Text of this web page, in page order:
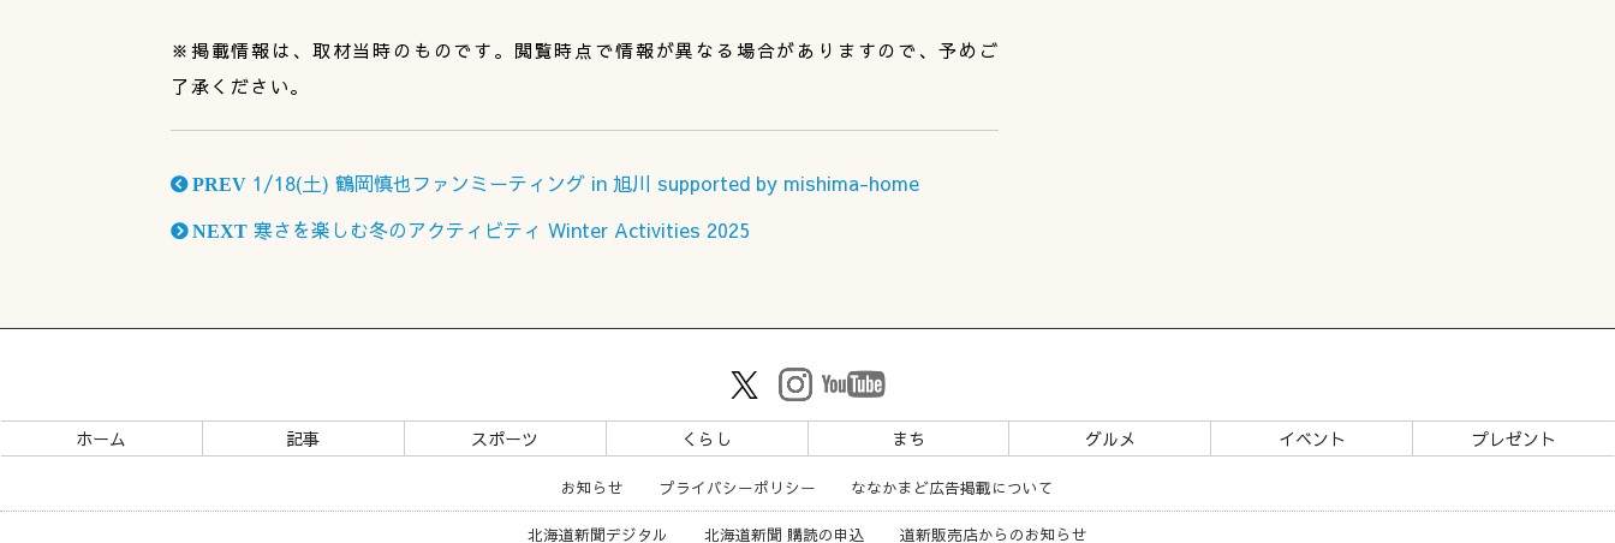
※掲載情報は、取材当時のものです。閲覧時点で情報が異なる場合がありますので、予めご
了承ください。
PREV 1/18(土) 鶴岡慎也ファンミーティング in 旭川 supported by mishima-home
NEXT 寒さを楽しむ冬のアクティビティ Winter Activities 2025
ホーム 記事 スポーツ くらし まち グルメ イベント プレゼント
お知らせ プライバシーポリシー ななかまど広告掲載について
北海道新聞デジタル 北海道新聞 購読の申込 道新販売店からのお知らせ